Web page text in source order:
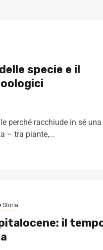
specie e il
perché racchiude in sé una
– tra piante,...
Storia
il